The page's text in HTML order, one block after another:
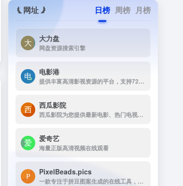
网址 日榜 周榜 月榜
大力盘
网盘资源搜索引擎
电影港
提供丰富高清影视资源的平台，支持720p和1080p高清画质下载。资源丰富，更新及时，支持免费下载，无需注册，是影视爱好者的理想选择。
西瓜影院
西瓜影院为您提供最新电影、热门电视剧、综艺动漫免费在线观看，高清流畅无广告，海量片源每日更新，打造极致观影体验。
爱奇艺
海量正版高清视频在线观看
PixelBeads.pics
一款专注于拼豆图案生成的在线工具，用户只需上传任意照片或图片，即可一键将其像素化为可打印的拼豆图稿。